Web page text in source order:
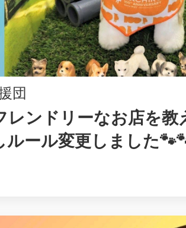
団
レンドリーなお店を教
ルール変更しました
お知らせ
ヘルプ
プライバシーポ